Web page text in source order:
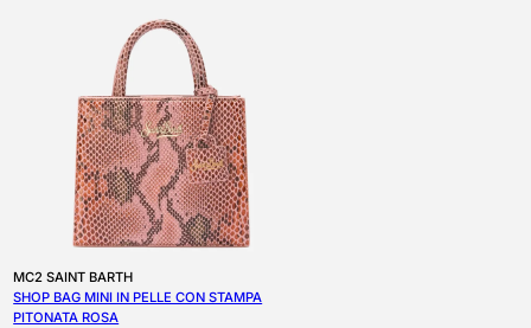
Produttore:
MC2 SAINT BARTH
SHOP BAG MINI IN PELLE CON STAMPA
PITONATA ROSA